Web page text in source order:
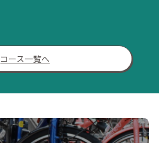
コース一覧へ